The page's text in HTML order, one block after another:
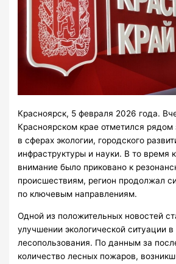
Красноярск, 5 февраля 2026 года.
Красноярском крае отметился
в сферах экологии, городского
инфраструктуры и науки. В то время
внимание было приковано к
происшествиям, регион продолжал
по ключевым направлениям.
Одной из положительных новостей
улучшении экологической ситуации
лесопользования. По данным за
количество лесных пожаров,